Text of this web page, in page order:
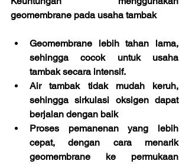
geomembrane pada usaha tambak
Geomembrane lebih tahan lama,
sehingga cocok untuk usaha
tambak secara intensif.
Air tambak tidak mudah keruh,
sehingga sirkulasi oksigen dapat
berjalan dengan baik
Proses pemanenan yang lebih
cepat, dengan cara menarik
geomembrane ke permukaan